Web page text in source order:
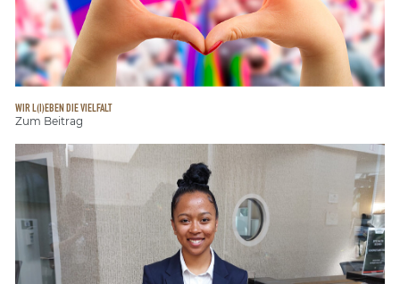
WIR L(I)EBEN DIE VIELFALT
Zum Beitrag